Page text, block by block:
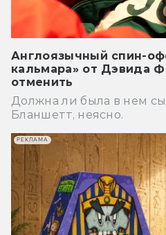
Англоязычный спин-
кальмара» от Дэвида
отменить
Должна ли была в нем
Бланшетт, неясно.
РЕКЛАМА